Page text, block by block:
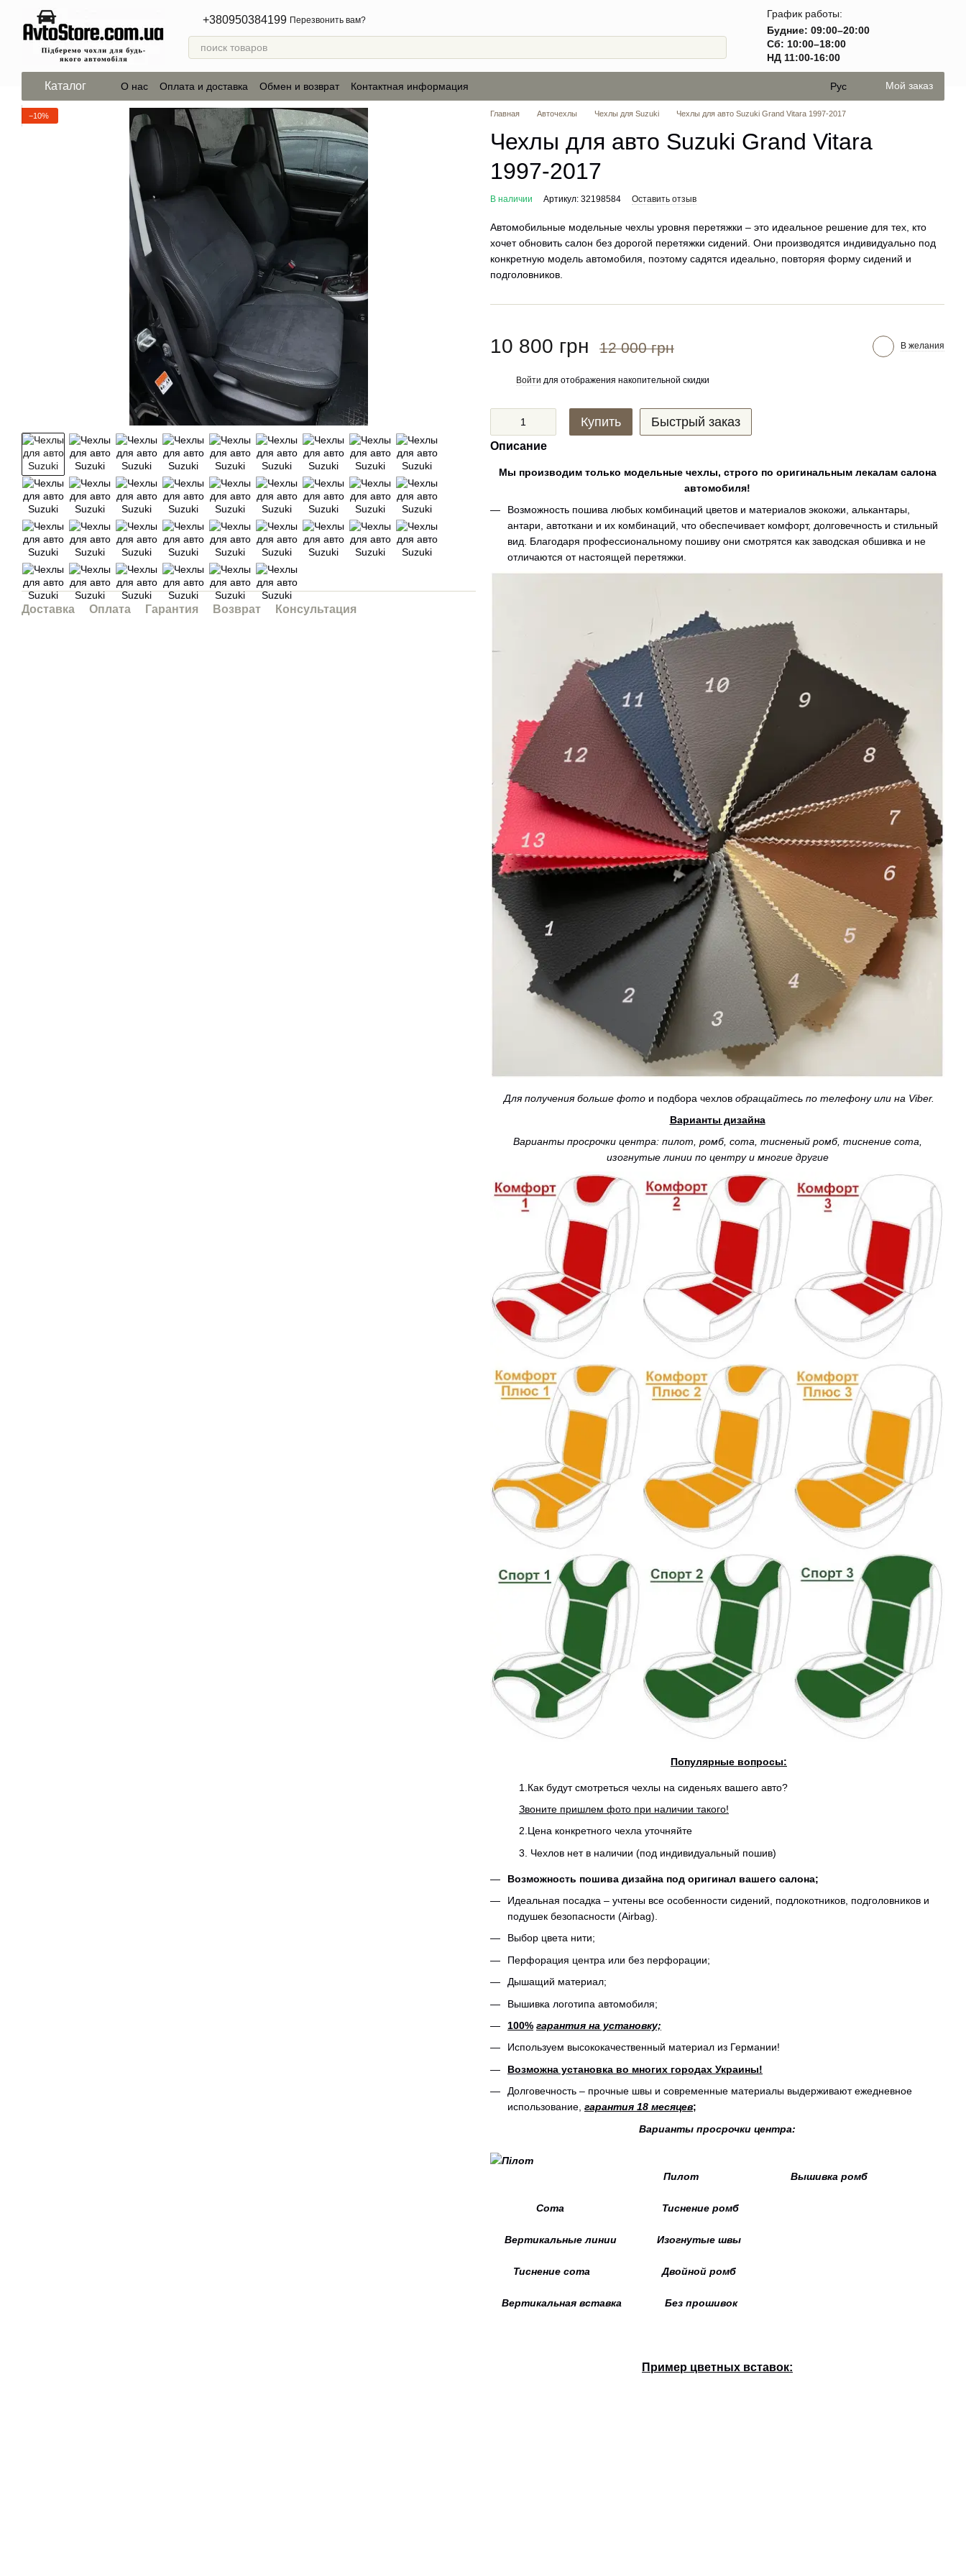
Перейти к основному контенту
+380950384199 Перезвонить вам?
График работы:
Будние: 09:00–20:00
Сб: 10:00–18:00
НД 11:00-16:00
Каталог О нас Оплата и доставка Обмен и возврат Контактная информация Рус Мой заказ
−10%
Доставка Оплата Гарантия Возврат Консультация
Главная Авточехлы Чехлы для Suzuki Чехлы для авто Suzuki Grand Vitara 1997-2017
Чехлы для авто Suzuki Grand Vitara
1997-2017
В наличии Артикул: 32198584 Оставить отзыв
Автомобильные модельные чехлы уровня перетяжки – это идеальное решение для тех, кто
хочет обновить салон без дорогой перетяжки сидений. Они производятся индивидуально под
конкретную модель автомобиля, поэтому садятся идеально, повторяя форму сидений и
подголовников.
10 800 грн 12 000 грн В желания
Войти для отображения накопительной скидки
Купить Быстрый заказ
Описание
Мы производим только модельные чехлы, строго по оригинальным лекалам салона
автомобиля!
Возможность пошива любых комбинаций цветов и материалов экокожи, алькантары,
антари, автоткани и их комбинаций, что обеспечивает комфорт, долговечность и стильный
вид. Благодаря профессиональному пошиву они смотрятся как заводская обшивка и не
отличаются от настоящей перетяжки.
Для получения больше фото и подбора чехлов обращайтесь по телефону или на Viber.
Варианты дизайна
Варианты просрочки центра: пилот, ромб, сота, тисненый ромб, тиснение сота,
изогнутые линии по центру и многие другие
Популярные вопросы:
1.Как будут смотреться чехлы на сиденьях вашего авто?
Звоните пришлем фото при наличии такого!
2.Цена конкретного чехла уточняйте
3. Чехлов нет в наличии (под индивидуальный пошив)
Возможность пошива дизайна под оригинал вашего салона;
Идеальная посадка – учтены все особенности сидений, подлокотников, подголовников и
подушек безопасности (Airbag).
Выбор цвета нити;
Перфорация центра или без перфорации;
Дышащий материал;
Вышивка логотипа автомобиля;
100% гарантия на установку;
Используем высококачественный материал из Германии!
Возможна установка во многих городах Украины!
Долговечность – прочные швы и современные материалы выдерживают ежедневное
использование, гарантия 18 месяцев;
Варианты просрочки центра:
Пилот Вышивка ромб
Сота Тиснение ромб
Вертикальные линии Изогнутые швы
Тиснение сота Двойной ромб
Вертикальная вставка Без прошивок
Пример цветных вставок: